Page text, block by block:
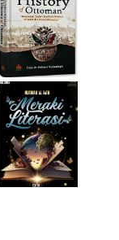
Sartinah
Rempaka
Literasiku